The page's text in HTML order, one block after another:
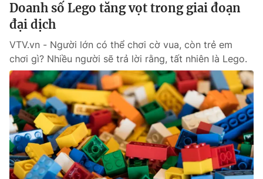
Góc doanh nghiệp
Truyền hình
Phim VTV
Hậu trường
Nhân vật
Khán giả
Giải sao mai
Giải trí
Điện ảnh
Âm nhạc
Sao
Đời sống
Du lịch
Làm đẹp
Chất lượng cuộc sống
Giáo dục
Tuyển sinh
Học trực tuyến
Công nghệ
Hitech Công nghệ tương lai
Doanh số Lego tăng vọt trong giai đoạn
đại dịch
VTV.vn - Người lớn có thể chơi cờ vua, còn trẻ em
chơi gì? Nhiều người sẽ trả lời rằng, tất nhiên là Lego.